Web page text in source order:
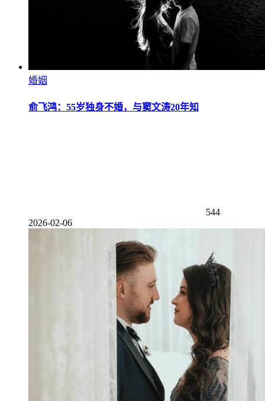
婚姻
俞飞鸿：55岁独身不婚，与窦文涛20年知
544
2026-02-06